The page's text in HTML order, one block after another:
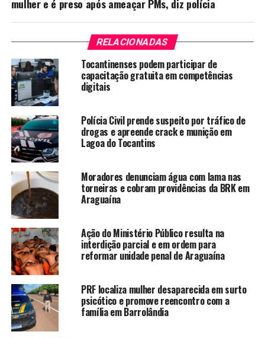
mulher e é preso após ameaçar PMs, diz polícia
RELACIONADAS
Tocantinenses podem participar de
capacitação gratuita em competências
digitais
Polícia Civil prende suspeito por tráfico de
drogas e apreende crack e munição em
Lagoa do Tocantins
Moradores denunciam água com lama nas
torneiras e cobram providências da BRK em
Araguaína
Ação do Ministério Público resulta na
interdição parcial e em ordem para
reformar unidade penal de Araguaína
PRF localiza mulher desaparecida em surto
psicótico e promove reencontro com a
família em Barrolândia